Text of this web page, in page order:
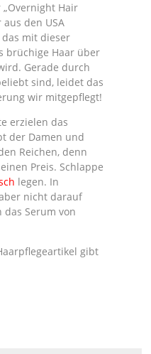
Hair
den USA
mit dieser
brüchige Haar über
Gerade durch
sind, leidet das
wir mitgepflegt!
erzielen das
der Damen und
Reichen, denn
Preis. Schlappe
legen. In
nicht darauf
das Serum von
gibt